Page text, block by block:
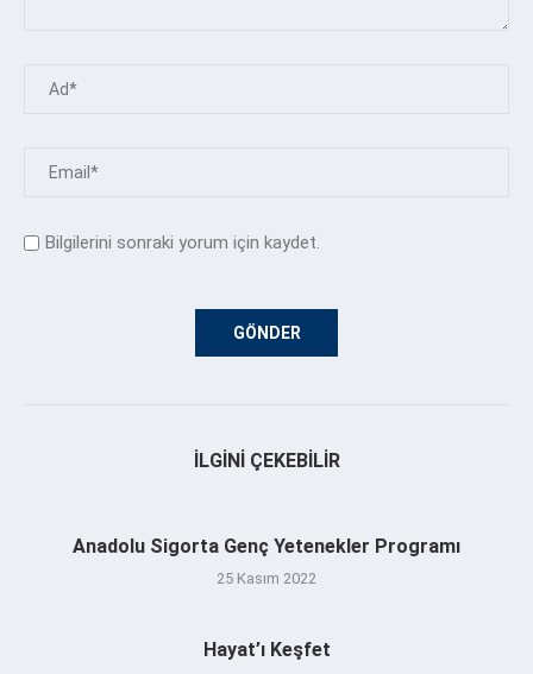
Bilgilerini sonraki yorum için kaydet.
İLGINI ÇEKEBILIR
Anadolu Sigorta Genç Yetenekler Programı
25 Kasım 2022
Hayat’ı Keşfet